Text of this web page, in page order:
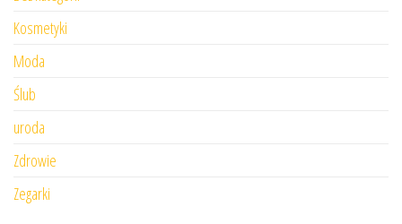
Kosmetyki
Moda
Ślub
uroda
Zdrowie
Zegarki